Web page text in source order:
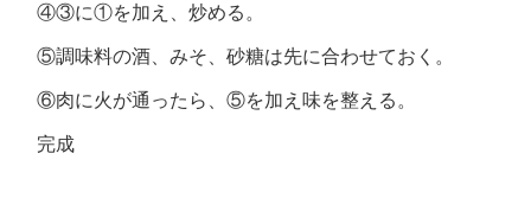
④③に①を加え、炒める。
⑤調味料の酒、みそ、砂糖は先に合わせておく。
⑥肉に火が通ったら、⑤を加え味を整える。
完成